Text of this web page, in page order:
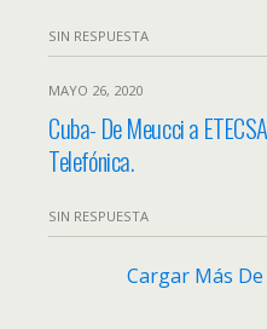
SIN RESPUESTA
MAYO 26, 2020
Cuba- De Meucci a
Telefónica.
SIN RESPUESTA
Cargar Más